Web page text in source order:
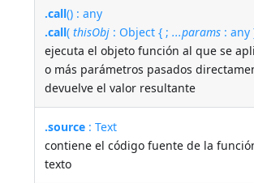
.call() : any
.call(thisObj : Object { ;...params : any
ejecuta el objeto función al que se
o más parámetros pasados
devuelve el valor resultante
.source : Text
contiene el código fuente de la
texto